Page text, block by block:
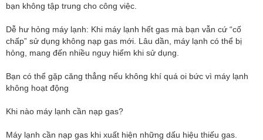
bạn không tập trung cho công việc.
Dễ hư hỏng máy lạnh: Khi máy lạnh hết gas mà bạn vẫn cứ “cố
chấp” sử dụng không nạp gas mới. Lâu dần, máy lạnh có thể bị
hỏng, mang đến nhiều nguy hiểm khi sử dụng.
Bạn có thể gặp căng thẳng nếu không khí quá oi bức vì máy lạnh
không hoạt động
Khi nào máy lạnh cần nạp gas?
Máy lạnh cần nạp gas khi xuất hiện những dấu hiệu thiếu gas.